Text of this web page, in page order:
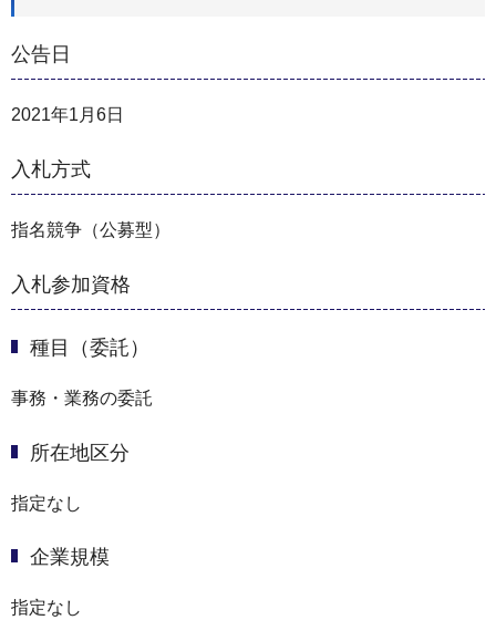
公告日
2021年1月6日
入札方式
指名競争（公募型）
入札参加資格
種目（委託）
事務・業務の委託
所在地区分
指定なし
企業規模
指定なし